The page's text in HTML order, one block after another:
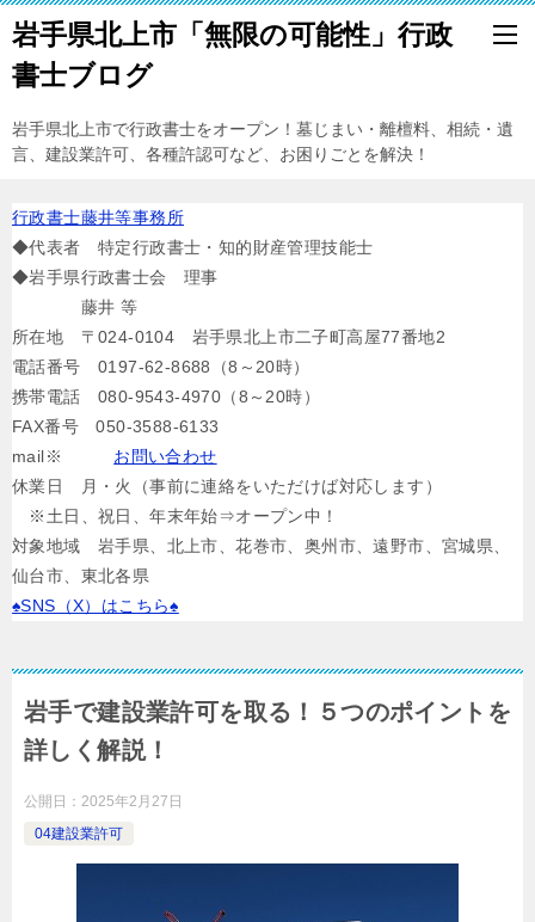
岩手県北上市「無限の可能性」行政
書士ブログ
岩手県北上市で行政書士をオープン！墓じまい・離檀料、相続・遺
言、建設業許可、各種許認可など、お困りごとを解決！
行政書士藤井等事務所
◆代表者 特定行政書士・知的財産管理技能士
◆岩手県行政書士会 理事
藤井 等
所在地 〒024-0104 岩手県北上市二子町高屋77番地2
電話番号 0197-62-8688（8～20時）
携帯電話 080-9543-4970（8～20時）
FAX番号 050-3588-6133
mail※ お問い合わせ
休業日 月・火（事前に連絡をいただけば対応します）
※土日、祝日、年末年始⇒オープン中！
対象地域 岩手県、北上市、花巻市、奥州市、遠野市、宮城県、
仙台市、東北各県
♠SNS（X）はこちら♠
岩手で建設業許可を取る！５つのポイントを
詳しく解説！
公開日： 2025年2月27日
04建設業許可